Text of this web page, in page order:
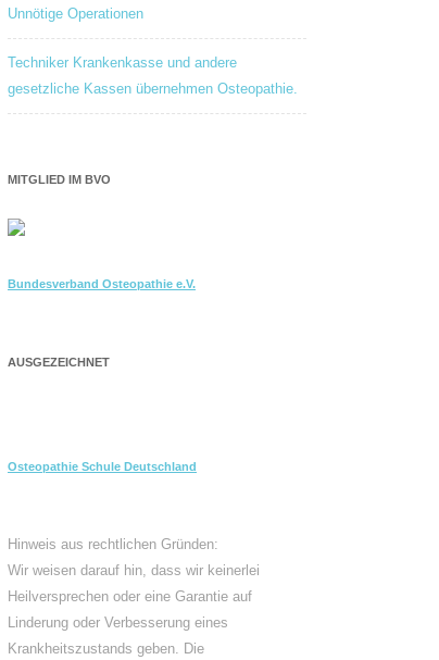
Unnötige Operationen
Techniker Krankenkasse und andere
gesetzliche Kassen übernehmen Osteopathie.
MITGLIED IM BVO
Bundesverband Osteopathie e.V.
AUSGEZEICHNET
Osteopathie Schule Deutschland
Hinweis aus rechtlichen Gründen:
Wir weisen darauf hin, dass wir keinerlei
Heilversprechen oder eine Garantie auf
Linderung oder Verbesserung eines
Krankheitszustands geben. Die